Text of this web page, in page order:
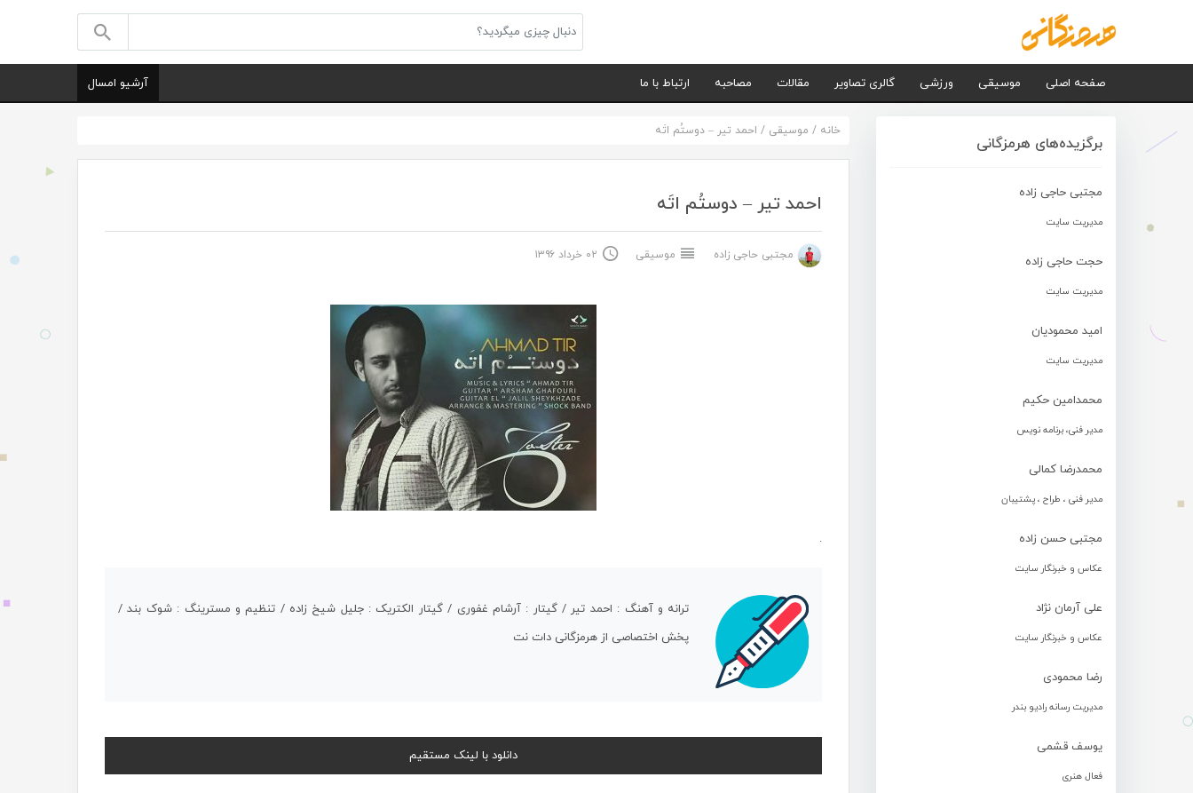
صفحه اصلی موسیقی ورزشی گالری تصاویر مقالات مصاحبه ارتباط با ما آرشیو امسال
برگزیده‌های هرمزگانی
مجتبی حاجی زاده
مدیریت سایت
حجت حاجی زاده
مدیریت سایت
امید محمودیان
مدیریت سایت
محمدامین حکیم
مدیر فنی، برنامه نویس
محمدرضا کمالی
مدیر فنی ، طراح ، پشتیبان
مجتبی حسن زاده
عکاس و خبرنگار سایت
علی آرمان نژاد
عکاس و خبرنگار سایت
رضا محمودی
مدیریت رسانه رادیو بندر
یوسف قشمی
فعال هنری
خانه / موسیقی / احمد تیر – دوستُم اتَه
احمد تیر – دوستُم اتَه
مجتبی حاجی زاده موسیقی ۰۲ خرداد ۱۳۹۶
.
ترانه و آهنگ : احمد تیر / گیتار : آرشام غفوری / گیتار الکتریک : جلیل شیخ زاده / تنظیم و مسترینگ : شوک بند /
پخش اختصاصی از هرمزگانی دات نت
دانلود با لینک مستقیم